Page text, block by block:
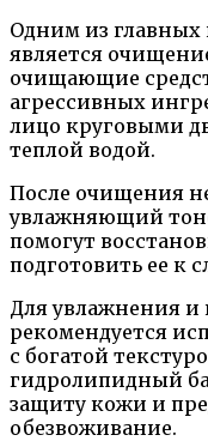
Одним из главных
является
очищающие
агрессивных
лицо круговыми
теплой водой.
После очищения
увлажняющий
помогут
подготовить ее к
Для увлажнения и
рекомендуется
с богатой
гидролипидный
защиту кожи и
обезвоживание.